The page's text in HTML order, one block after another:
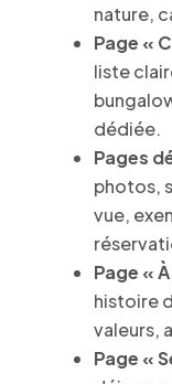
nature,
Page «
liste
dédiée.
Pages
photos,
vue,
Page «
histoire
valeurs,
Page «